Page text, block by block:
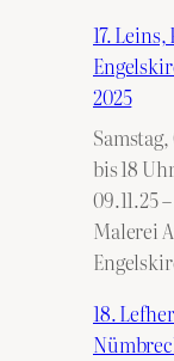
17. Leins,
2025
Samstag,
bis 18
09.11.25
Malerei
18.